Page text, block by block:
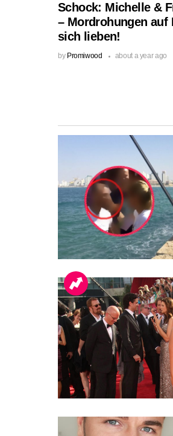
Schock: Michelle &
– Mordrohungen auf
sich lieben!
by Promiwood about a year ago